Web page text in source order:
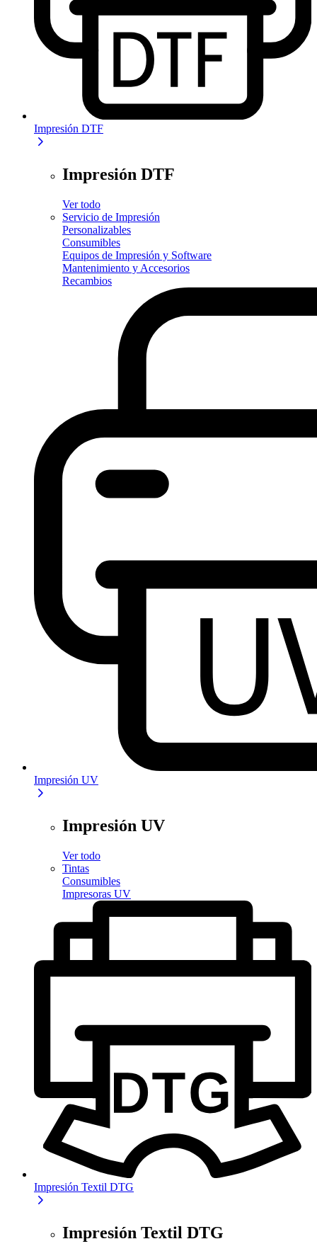
Impresión DTF
Impresión DTF
Ver todo
Servicio de Impresión
Personalizables
Consumibles
Equipos de Impresión y Software
Mantenimiento y Accesorios
Recambios
Impresión UV
Impresión UV
Ver todo
Tintas
Consumibles
Impresoras UV
Impresión Textil DTG
Impresión Textil DTG